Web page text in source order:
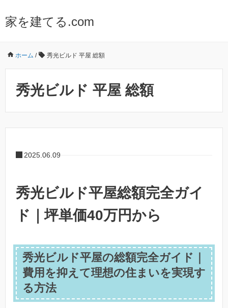
家を建てる.com
ホーム / 秀光ビルド 平屋 総額
秀光ビルド 平屋 総額
2025.06.09
秀光ビルド平屋総額完全ガイ
ド｜坪単価40万円から
秀光ビルド平屋の総額完全ガイド｜
費用を抑えて理想の住まいを実現す
る方法